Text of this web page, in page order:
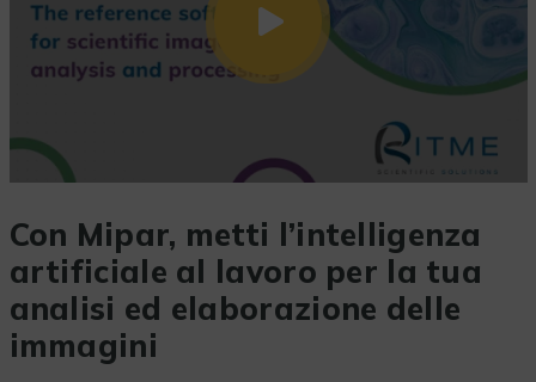
Con Mipar, metti l’intelligenza
artificiale al lavoro per la tua
analisi ed elaborazione delle
immagini